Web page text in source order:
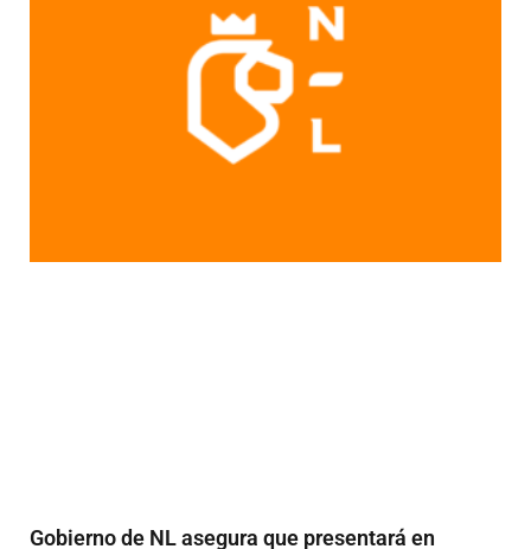
Gobierno de NL asegura que presentará en